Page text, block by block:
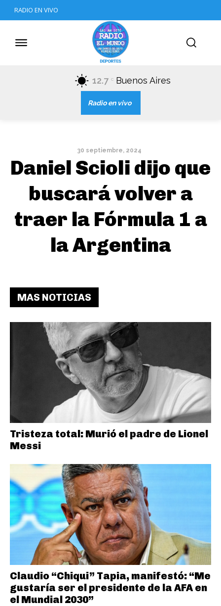
RADIO EN VIVO
12.7 C Buenos Aires
Radio en vivo
30 septiembre, 2024
Daniel Scioli dijo que
buscará volver a
traer la Fórmula 1 a
la Argentina
MAS NOTICIAS
Tristeza total: Murió el padre de Lionel
Messi
Claudio “Chiqui” Tapia, manifestó: “Me
gustaría ser el presidente de la AFA en
el Mundial 2030”